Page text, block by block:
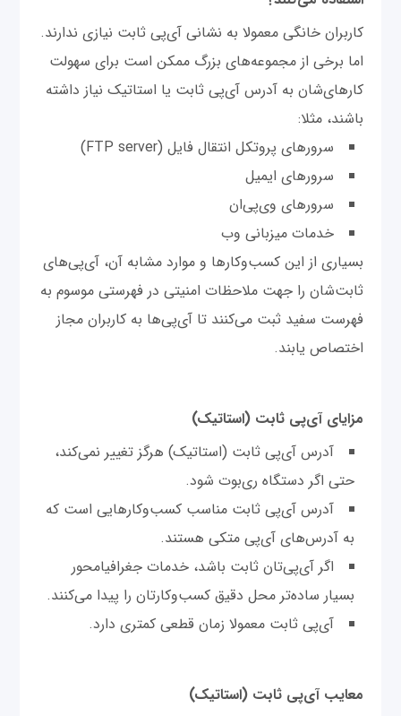
کاربران خانگی معمولا به نشانی آی‌پی ثابت نیازی ندارند.
اما برخی از مجموعه‌های بزرگ ممکن است برای سهولت
کارهای‌شان به آدرس آی‌پی ثابت یا استاتیک نیاز داشته
باشند، مثلا:
سرورهای پروتکل انتقال فایل (FTP server)
سرورهای ایمیل
سرورهای وی‌پی‌ان
خدمات میزبانی وب
بسیاری از این کسب‌وکارها و موارد مشابه آن، آی‌پی‌های
ثابت‌شان را جهت ملاحظات امنیتی در فهرستی موسوم به
فهرست سفید ثبت می‌کنند تا آی‌پی‌ها به کاربران مجاز
اختصاص یابند.
مزایای آی‌پی ثابت (استاتیک)
آدرس آی‌پی ثابت (استاتیک) هرگز تغییر نمی‌کند،
حتی اگر دستگاه ری‌بوت شود.
آدرس آی‌پی ثابت مناسب کسب‌وکارهایی است که
به آدرس‌های آی‌پی متکی هستند.
اگر آی‌پی‌تان ثابت باشد، خدمات جغرافیا‌محور
بسیار ساده‌تر محل دقیق کسب‌وکارتان را پیدا می‌کنند.
آی‌پی ثابت معمولا زمان قطعی کمتری دارد.
معایب آی‌پی ثابت (استاتیک)